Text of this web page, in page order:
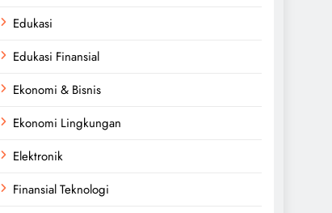
Edukasi
Edukasi Finansial
Ekonomi & Bisnis
Ekonomi Lingkungan
Elektronik
Finansial Teknologi